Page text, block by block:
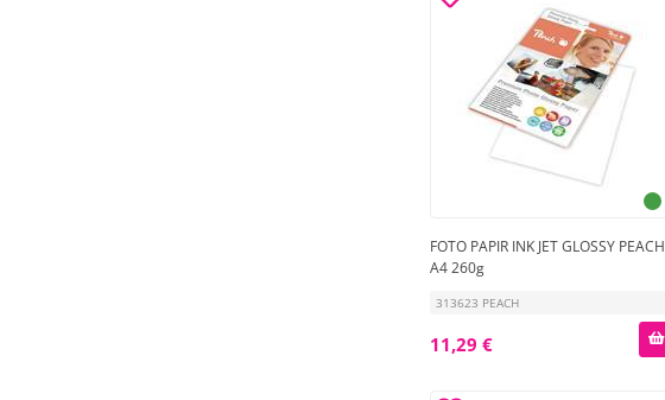
FOTO PAPIR INK JET GLOSSY PEACH
A4 260g
313623 PEACH
11,29 €